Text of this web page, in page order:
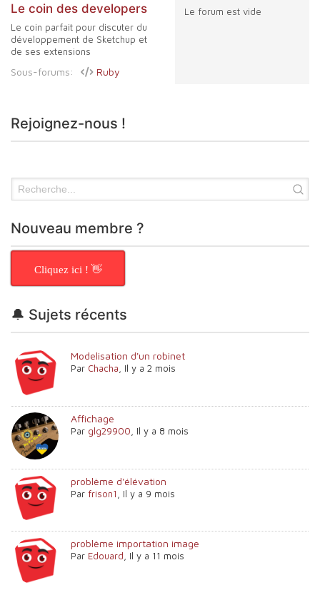
Le coin des developers
Le coin parfait pour discuter du
développement de Sketchup et
de ses extensions
Sous-forums: Ruby
Le forum est vide
Rejoignez-nous !
Nouveau membre ?
Cliquez ici ! 👋
🔔 Sujets récents
Modelisation d'un robinet
Par Chacha Il y a 2 mois
Affichage
Par glg29900 Il y a 8 mois
problème d'élévation
Par frison1 Il y a 9 mois
problème importation image
Par Edouard, Il y a 11 mois